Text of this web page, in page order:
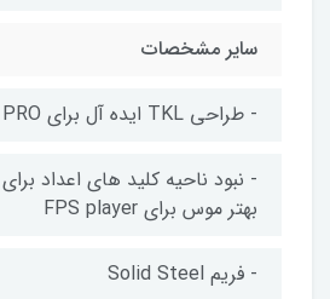
سایر مشخصات
- طراحی TKL ایده آل برای FPS PRO
- نبود ناحیه کلید های اعداد
بهتر موس برای FPS player
- فریم Solid Steel